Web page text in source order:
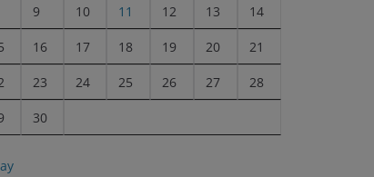
9 10 11 12 13 14
16 17 18 19 20 21
23 24 25 26 27 28
30